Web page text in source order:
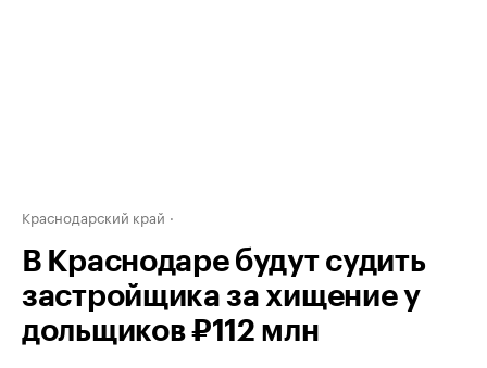
Краснодарский край
В Краснодаре будут судить
застройщика за хищение у
дольщиков ₽112 млн